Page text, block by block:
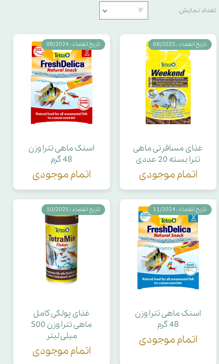
تعداد نمایش ۱۲
غذای مسافرتی ماهی
تترا بسته 20 عددی
اتمام موجودی
تاریخ انقضاء : 06/2025
اسنک ماهی تترا وزن
48 گرم
اتمام موجودی
تاریخ انقضاء : 09/2024
اسنک ماهی تترا وزن
48 گرم
اتمام موجودی
تاریخ انقضاء : 11/2024
غذای پولکی کامل
ماهی تترا وزن 500
میلی لیتر
اتمام موجودی
تاریخ انقضاء : 10/2025